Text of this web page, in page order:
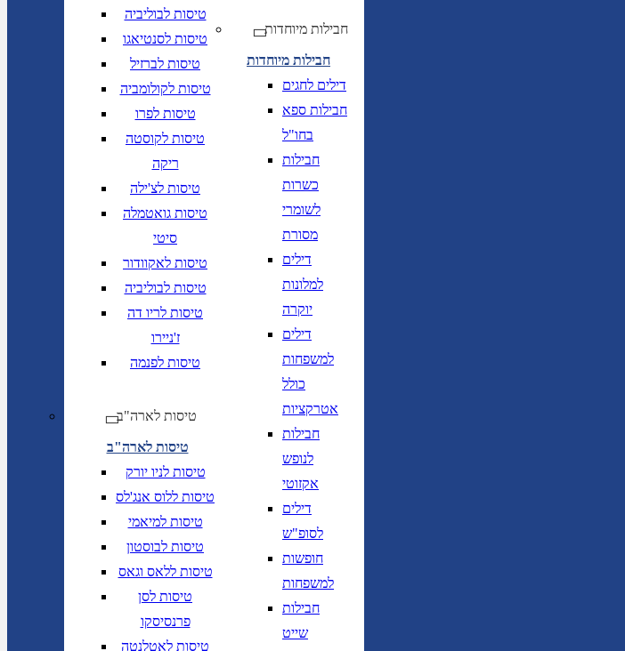
טיסות לבוליביה
טיסות לסנטיאגו
טיסות לברזיל
טיסות לקולומביה
טיסות לפרו
טיסות לקוסטה
ריקה
טיסות לצ'ילה
טיסות גואטמלה
סיטי
טיסות לאקוודור
טיסות לבוליביה
טיסות לריו דה
ז'ניירו
טיסות לפנמה
טיסות לארה"ב
טיסות לארה"ב
טיסות לניו יורק
טיסות ללוס אנג'לס
טיסות למיאמי
טיסות לבוסטון
טיסות ללאס וגאס
טיסות לסן
פרנסיסקו
טיסות לאטלנטה
חבילות מיוחדות
חבילות מיוחדות
דילים לחגים
חבילות ספא
בחו"ל
חבילות
כשרות
לשומרי
מסורת
דילים
למלונות
יוקרה
דילים
למשפחות
כולל
אטרקציות
חבילות
לנופש
אקזוטי
דילים
לסופ"ש
חופשות
למשפחות
חבילות
שייט